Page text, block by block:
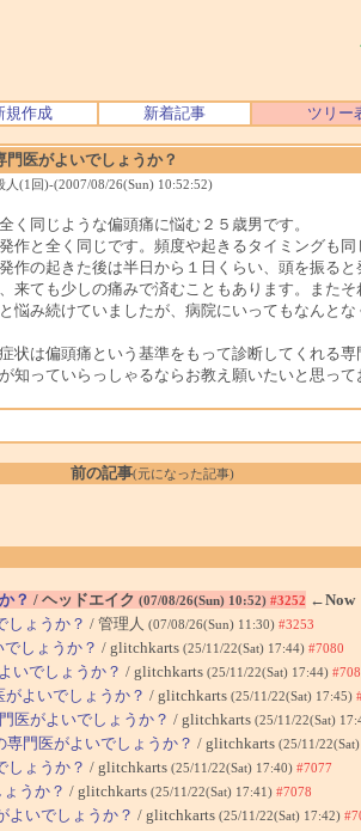
規作成 新着記事 ツリー
門医がよいでしょうか？
人(1回)-(2007/08/26(Sun) 10:52:52)
く同じような偏頭痛に悩む２５歳男です。
作と全く同じです。頻度や起きるタイミングも同
作の起きた後は半日から１日くらい、頭を振る
来ても少しの痛みで済むこともあります。また
悩み続けていましたが、病院にいってもなんと
状は偏頭痛という基準をもって診断してくれる
知っていらっしゃるならお教え願いたいと思って
前の記事(元になった記事)
？ / ヘッドエイク (07/08/26(Sun) 10:52) #3252 ←Now
しょうか？ / 管理人 (07/08/26(Sun) 11:30) #3253
しょうか？ / glitchkarts (25/11/22(Sat) 17:44) #7080
いでしょうか？ / glitchkarts (25/11/22(Sat) 17:44)
よいでしょうか？ / glitchkarts (25/11/22(Sat) 17:45)
医がよいでしょうか？ / glitchkarts (25/11/22(Sat)
専門医がよいでしょうか？ / glitchkarts (25/11/
しょうか？ / glitchkarts (25/11/22(Sat) 17:40) #7077
うか？ / glitchkarts (25/11/22(Sat) 17:41) #7078
よいでしょうか？ / glitchkarts (25/11/22(Sat) 17:42)